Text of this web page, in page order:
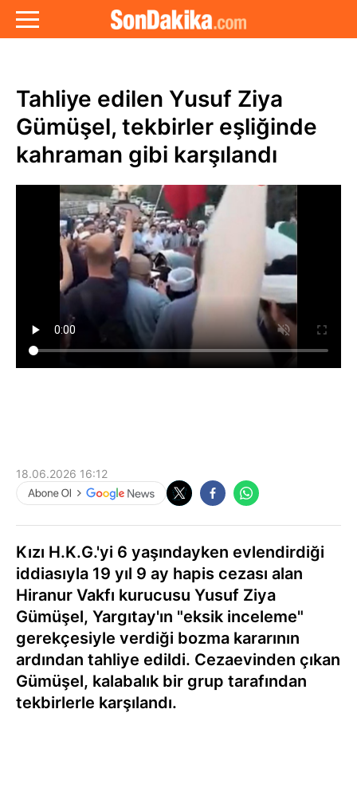
Tahliye edilen Yusuf Ziya
Gümüşel, tekbirler eşliğinde
kahraman gibi karşılandı
18.06.2026 16:12
Kızı H.K.G.'yi 6 yaşındayken evlendirdiği
iddiasıyla 19 yıl 9 ay hapis cezası alan
Hiranur Vakfı kurucusu Yusuf Ziya
Gümüşel, Yargıtay'ın "eksik inceleme"
gerekçesiyle verdiği bozma kararının
ardından tahliye edildi. Cezaevinden çıkan
Gümüşel, kalabalık bir grup tarafından
tekbirlerle karşılandı.